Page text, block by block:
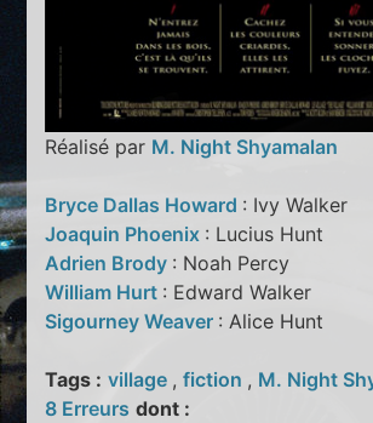
Réalisé par M. Night Shyamalan
Bryce Dallas Howard : Ivy Walker
Joaquin Phoenix : Lucius Hunt
Adrien Brody : Noah Percy
William Hurt : Edward Walker
Sigourney Weaver : Alice Hunt
Tags : village ,fiction , M. Night
8 Erreurs dont :